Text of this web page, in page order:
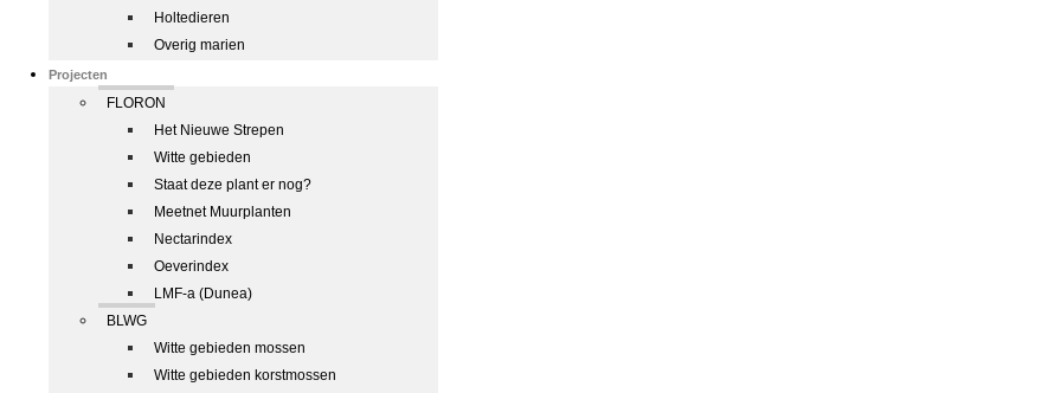
Holtedieren
Overig marien
Projecten
FLORON
Het Nieuwe Strepen
Witte gebieden
Staat deze plant er nog?
Meetnet Muurplanten
Nectarindex
Oeverindex
LMF-a (Dunea)
BLWG
Witte gebieden mossen
Witte gebieden korstmossen